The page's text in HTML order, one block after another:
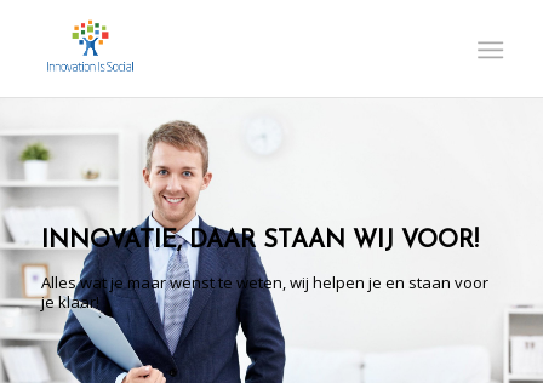
INNOVATIE, DAAR STAAN WIJ VOOR!
Alles wat je maar wenst te weten, wij helpen je en staan voor
je klaar!